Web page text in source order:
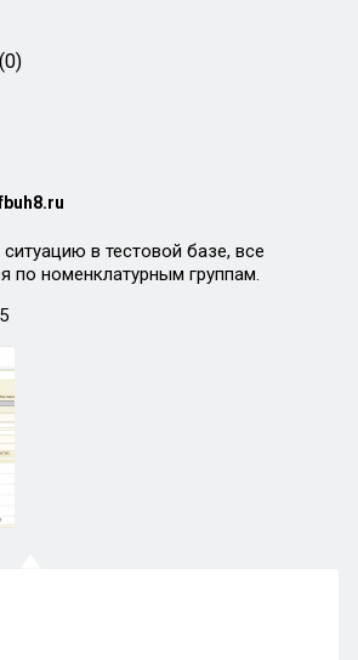
в тестовой базе, все
по номенклатурным группам.